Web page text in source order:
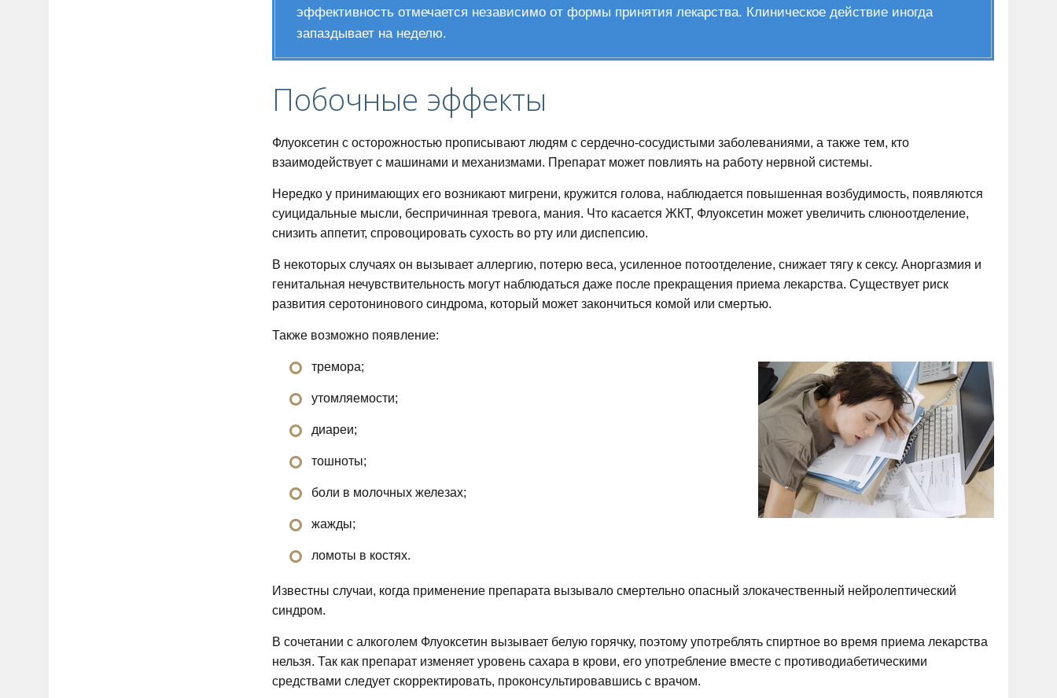
эффективность отмечается независимо от формы принятия лекарства. Клиническое действие иногда
запаздывает на неделю.
Побочные эффекты
Флуоксетин с осторожностью прописывают людям с сердечно-сосудистыми заболеваниями, а также тем, кто
взаимодействует с машинами и механизмами. Препарат может повлиять на работу нервной системы.
Нередко у принимающих его возникают мигрени, кружится голова, наблюдается повышенная возбудимость, появляются
суицидальные мысли, беспричинная тревога, мания. Что касается ЖКТ, Флуоксетин может увеличить слюноотделение,
снизить аппетит, спровоцировать сухость во рту или диспепсию.
В некоторых случаях он вызывает аллергию, потерю веса, усиленное потоотделение, снижает тягу к сексу. Аноргазмия и
генитальная нечувствительность могут наблюдаться даже после прекращения приема лекарства. Существует риск
развития серотонинового синдрома, который может закончиться комой или смертью.
Также возможно появление:
тремора;
утомляемости;
диареи;
тошноты;
боли в молочных железах;
жажды;
ломоты в костях.
Известны случаи, когда применение препарата вызывало смертельно опасный злокачественный нейролептический
синдром.
В сочетании с алкоголем Флуоксетин вызывает белую горячку, поэтому употреблять спиртное во время приема лекарства
нельзя. Так как препарат изменяет уровень сахара в крови, его употребление вместе с противодиабетическими
средствами следует скорректировать, проконсультировавшись с врачом.